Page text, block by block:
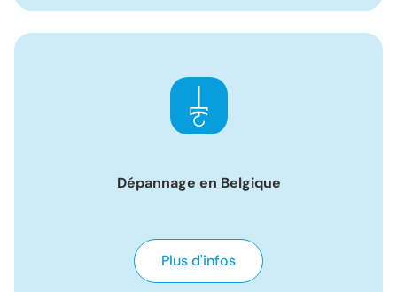
Dépannage en Belgique
Plus d'infos